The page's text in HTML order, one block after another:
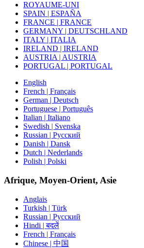
ROYAUME-UNI
SPAIN | ESPAÑA
FRANCE | FRANCE
GERMANY | DEUTSCHLAND
ITALY | ITALIA
IRELAND | IRELAND
AUSTRIA | AUSTRIA
PORTUGAL | PORTUGAL
English
French | Français
German | Deutsch
Portuguese | Português
Italian | Italiano
Swedish | Svenska
Russian | Русский
Danish | Dansk
Dutch | Nederlands
Polish | Polski
Afrique, Moyen-Orient, Asie
Anglais
Turkish | Türk
Russian | Русский
Hindi | बदलें
French | Français
Chinese | 中国